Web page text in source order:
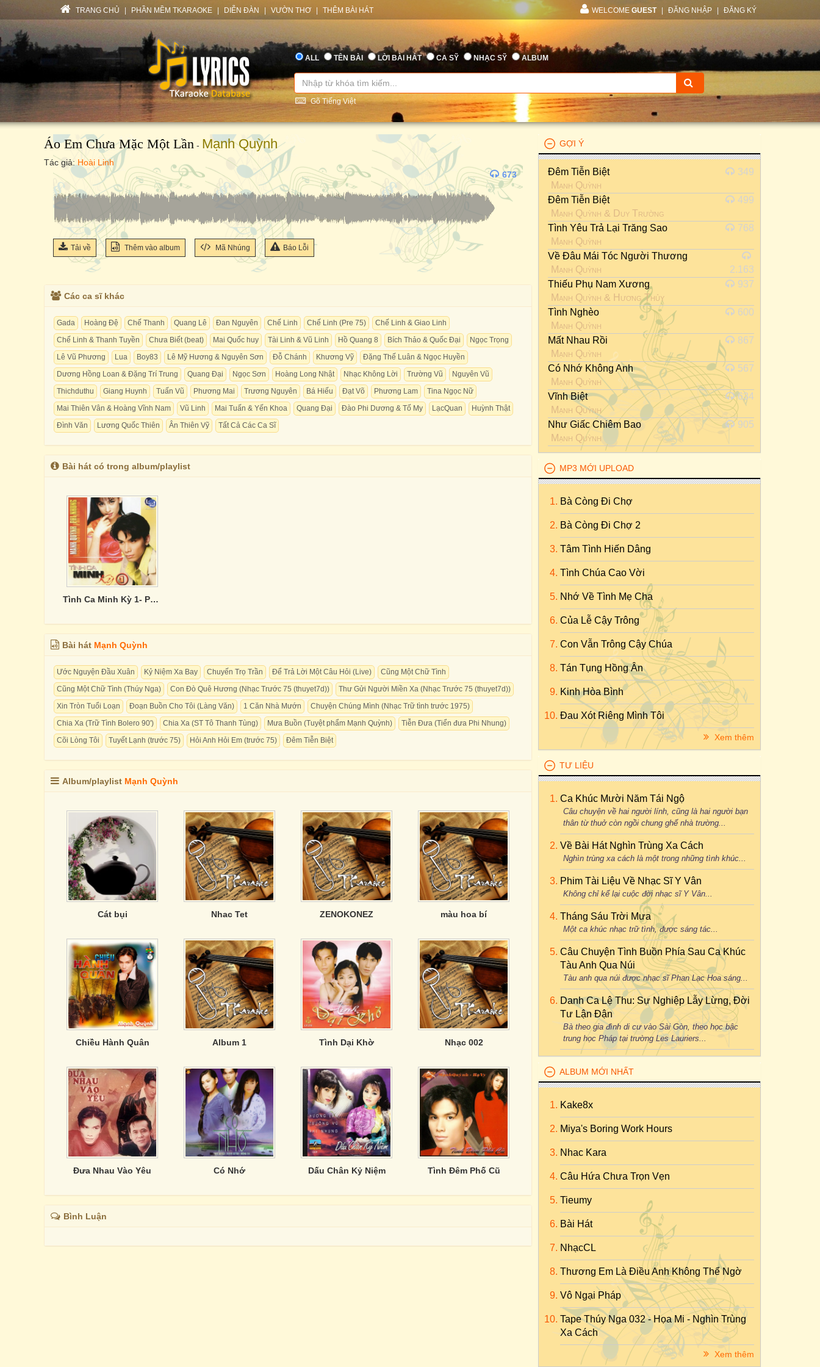
TRANG CHỦ PHẦN MỀM TKARAOKE DIỄN ĐÀN VƯỜN THƠ THÊM BÀI HÁT WELCOME GUEST ĐĂNG NHẬP ĐĂNG KÝ
ALL TÊN BÀI LỜI BÀI HÁT CA SỸ NHẠC SỸ ALBUM
Gõ Tiếng Việt
Áo Em Chưa Mặc Một Lần - Mạnh Quỳnh
Tác giả: Hoài Linh
673
Tải về Thêm vào album Mã Nhúng Báo Lỗi
Các ca sĩ khác
Gada Hoàng Đệ Chế Thanh Quang Lê Đan Nguyên Chế Linh Chế Linh (Pre 75)
Chế Linh & Giao Linh
Chế Linh & Thanh Tuyền
Chưa Biết (beat) Mai Quốc huy Tài Linh & Vũ Linh Hồ Quang 8 Bích Thảo & Quốc Đại
Ngọc Trọng
Lê Vũ Phương
Lua Boy83 Lê Mỹ Hương & Nguyên Sơn Đỗ Chánh Khương Vỹ
Đặng Thế Luân & Ngọc Huyền
Dương Hồng Loan & Đặng Trí Trung
Quang Đại Ngọc Sơn Hoàng Long Nhật Nhạc Không Lời Trường Vũ
Nguyên Vũ
Thichduthu
Giang Huynh Tuấn Vũ Phương Mai Trương Nguyên Bá Hiếu Đạt Võ Phương Lam
Tina Ngọc Nữ
Mai Thiên Vân & Hoàng Vĩnh Nam
Vũ Linh Mai Tuấn & Yến Khoa Quang Đại Đào Phi Dương & Tố My LạcQuan
Huỳnh Thật
Đình Văn
Lương Quốc Thiên Ân Thiên Vỹ Tất Cả Các Ca Sĩ
Bài hát có trong album/playlist
Tình Ca Minh Kỳ 1- Phi Nhung, Mạnh Quỳnh
Bài hát Mạnh Quỳnh
Ước Nguyện Đầu Xuân Kỷ Niệm Xa Bay Chuyến Trọ Trần Để Trả Lời Một Câu Hỏi (Live)
Cũng Một Chữ Tình
Cũng Một Chữ Tình (Thúy Nga)
Con Đò Quê Hương (Nhạc Trước 75 (thuyet7d))
Thư Gửi Người Miền Xa (Nhạc Trước 75 (thuyet7d))
Xin Tròn Tuổi Loạn
Đoạn Buồn Cho Tôi (Làng Văn) 1 Căn Nhà Mướn
Chuyện Chúng Mình (Nhạc Trữ tình trước 1975)
Chia Xa (Trữ Tình Bolero 90')
Chia Xa (ST Tô Thanh Tùng) Mưa Buồn (Tuyệt phẩm Mạnh Quỳnh)
Tiễn Đưa (Tiển đưa Phi Nhung)
Cõi Lòng Tôi
Tuyết Lạnh (trước 75) Hỏi Anh Hỏi Em (trước 75) Đêm Tiễn Biệt
Album/playlist Mạnh Quỳnh
Cát bụi Nhac Tet ZENOKONEZ màu hoa bí
Chiều Hành Quân Album 1 Tình Dại Khờ Nhạc 002
Đưa Nhau Vào Yêu Có Nhớ Dấu Chân Kỷ Niệm Tình Đêm Phố Cũ
Bình Luận
GỢI Ý
Đêm Tiễn Biệt
Mạnh Quỳnh
349
Đêm Tiễn Biệt
Mạnh Quỳnh & Duy Trường
499
Tình Yêu Trả Lại Trăng Sao
Mạnh Quỳnh
768
Về Đâu Mái Tóc Người Thương
Mạnh Quỳnh
2.163
Thiếu Phụ Nam Xương
Mạnh Quỳnh & Hương Thủy
937
Tình Nghèo
Mạnh Quỳnh
600
Mất Nhau Rồi
Mạnh Quỳnh
867
Có Nhớ Không Anh
Mạnh Quỳnh
567
Vĩnh Biệt
Mạnh Quỳnh
634
Như Giấc Chiêm Bao
Mạnh Quỳnh
905
MP3 MỚI UPLOAD
Bà Còng Đi Chợ
Bà Còng Đi Chợ 2
Tâm Tình Hiến Dâng
Tình Chúa Cao Vời
Nhớ Về Tình Mẹ Cha
Của Lễ Cậy Trông
Con Vẫn Trông Cậy Chúa
Tán Tụng Hồng Ân
Kinh Hòa Bình
Đau Xót Riêng Mình Tôi
Xem thêm
TƯ LIỆU
Ca Khúc Mười Năm Tái Ngộ
Câu chuyện về hai người lính, cũng là hai người bạn
thân từ thuở còn ngồi chung ghế nhà trường...
Về Bài Hát Nghìn Trùng Xa Cách
Nghìn trùng xa cách là một trong những tình khúc...
Phim Tài Liệu Về Nhạc Sĩ Y Vân
Không chỉ kể lại cuộc đời nhạc sĩ Y Vân...
Tháng Sáu Trời Mưa
Một ca khúc nhạc trữ tình, được sáng tác...
Câu Chuyện Tình Buồn Phía Sau Ca Khúc
Tàu Anh Qua Núi
Tàu anh qua núi được nhạc sĩ Phan Lạc Hoa sáng...
Danh Ca Lệ Thu: Sự Nghiệp Lẫy Lừng, Đời
Tư Lận Đận
Bà theo gia đình di cư vào Sài Gòn, theo học bậc
trung học Pháp tại trường Les Lauriers...
ALBUM MỚI NHẤT
Kake8x
Miya's Boring Work Hours
Nhac Kara
Câu Hứa Chưa Trọn Vẹn
Tieumy
Bài Hát
NhạcCL
Thương Em Là Điều Anh Không Thể Ngờ
Vô Ngại Pháp
Tape Thúy Nga 032 - Họa Mi - Nghìn Trùng
Xa Cách
Xem thêm